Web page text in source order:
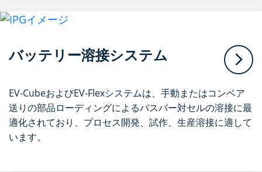
バッテリー溶接システム
EV-CubeおよびEV-Flexシステムは、手動またはコンベア
送りの部品ローディングによるバスバー対セルの溶接に最
適化されており、プロセス開発、試作、生産溶接に適して
います。